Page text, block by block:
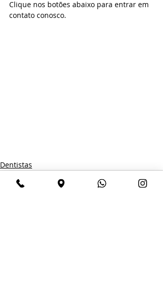
Clique nos botões abaixo para entrar em
contato conosco.
Dentistas